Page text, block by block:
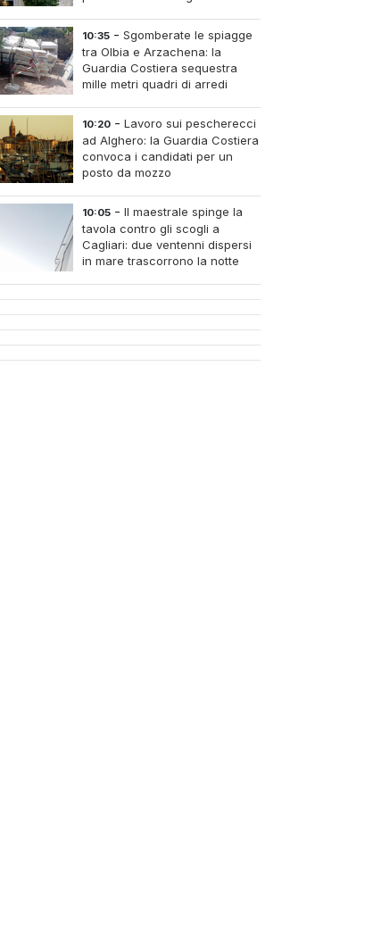
10:35 - Sgomberate le spiagge
tra Olbia e Arzachena: la
Guardia Costiera sequestra
mille metri quadri di arredi
10:20 - Lavoro sui pescherecci
ad Alghero: la Guardia Costiera
convoca i candidati per un
posto da mozzo
10:05 - Il maestrale spinge la
tavola contro gli scogli a
Cagliari: due ventenni dispersi
in mare trascorrono la notte